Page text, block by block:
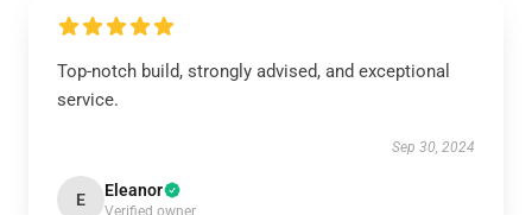
Top-notch build, strongly advised, and exceptional
service.
Sep 30, 2024
E Eleanor
Verified owner